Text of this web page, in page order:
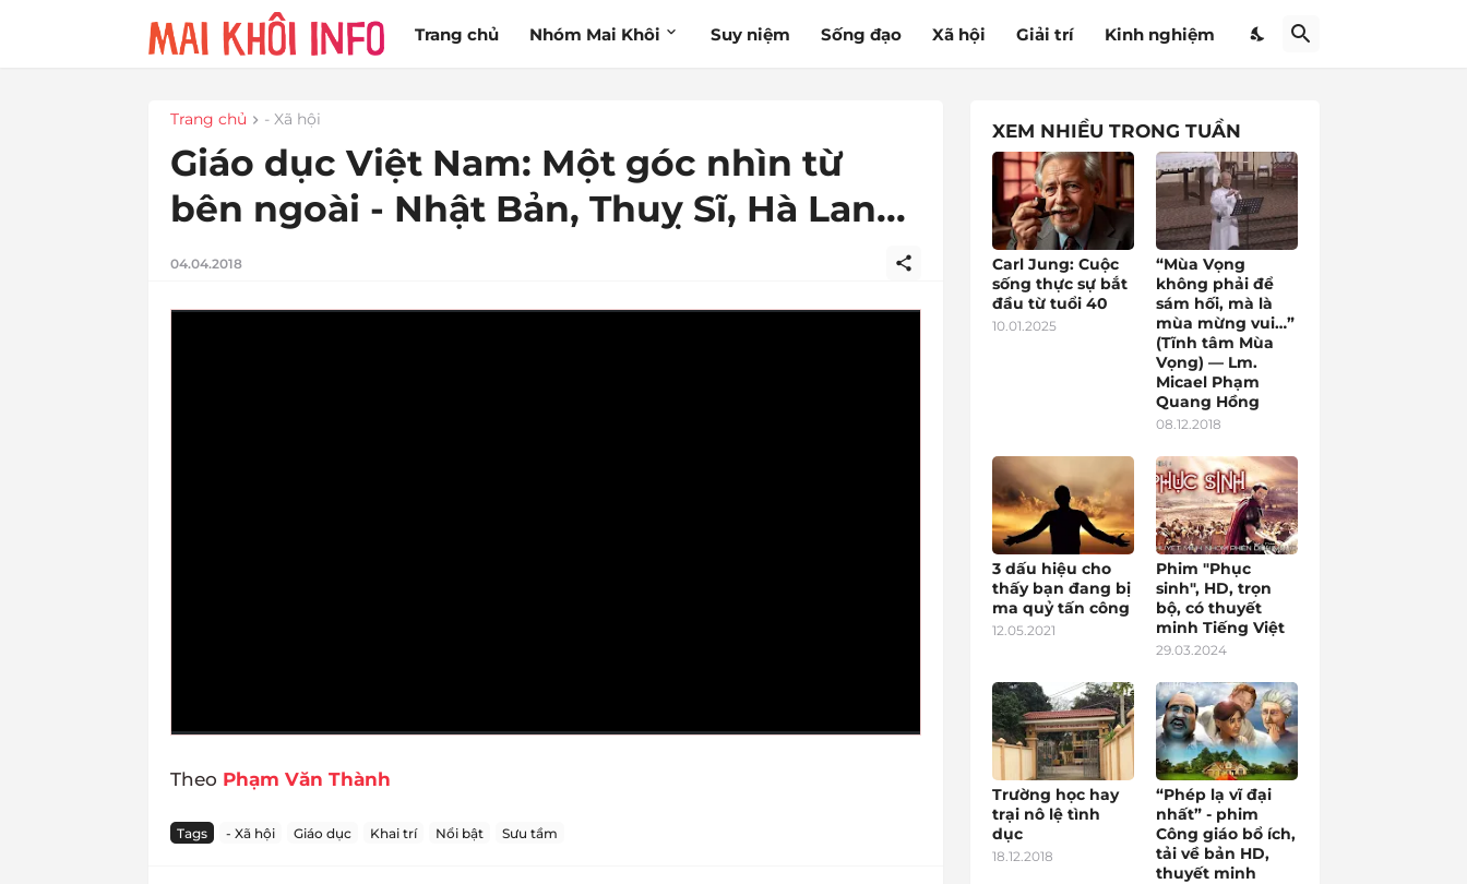
Trang chủ Nhóm Mai Khôi Suy niệm Sống đạo Xã hội Giải trí Kinh nghiệm
Trang chủ - Xã hội
Giáo dục Việt Nam: Một góc nhìn từ
bên ngoài - Nhật Bản, Thuỵ Sĩ, Hà Lan...
04.04.2018
Theo Phạm Văn Thành
Tags - Xã hội Giáo dục Khai trí Nổi bật Sưu tầm
XEM NHIỀU TRONG TUẦN
Carl Jung: Cuộc
sống thực sự bắt
đầu từ tuổi 40
10.01.2025
“Mùa Vọng
không phải để
sám hối, mà là
mùa mừng vui…”
(Tĩnh tâm Mùa
Vọng) — Lm.
Micael Phạm
Quang Hồng
08.12.2018
3 dấu hiệu cho
thấy bạn đang bị
ma quỷ tấn công
12.05.2021
Phim "Phục
sinh", HD, trọn
bộ, có thuyết
minh Tiếng Việt
29.03.2024
Trường học hay
trại nô lệ tình
dục
18.12.2018
“Phép lạ vĩ đại
nhất” - phim
Công giáo bổ ích,
tải về bản HD,
thuyết minh